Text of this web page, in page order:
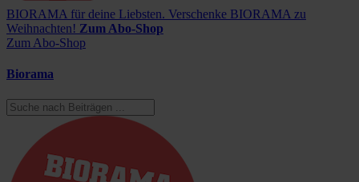
BIORAMA für deine Liebsten. Verschenke BIORAMA zu
Weihnachten! Zum Abo-Shop
Zum Abo-Shop
Biorama